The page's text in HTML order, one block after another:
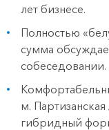
лет бизнесе.
Полностью
сумма
собеседовании.
м.
гибридный